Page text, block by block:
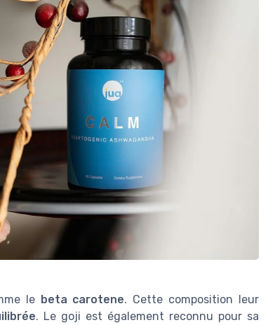
le beta carotene. Cette composition leur
. Le goji est également reconnu pour sa